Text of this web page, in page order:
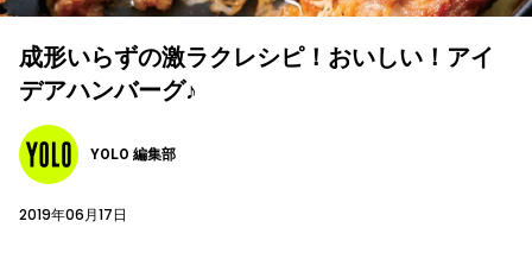
成形いらずの激ラクレシピ！おいしい！アイ
デアハンバーグ♪
YOLO 編集部
2019年06月17日